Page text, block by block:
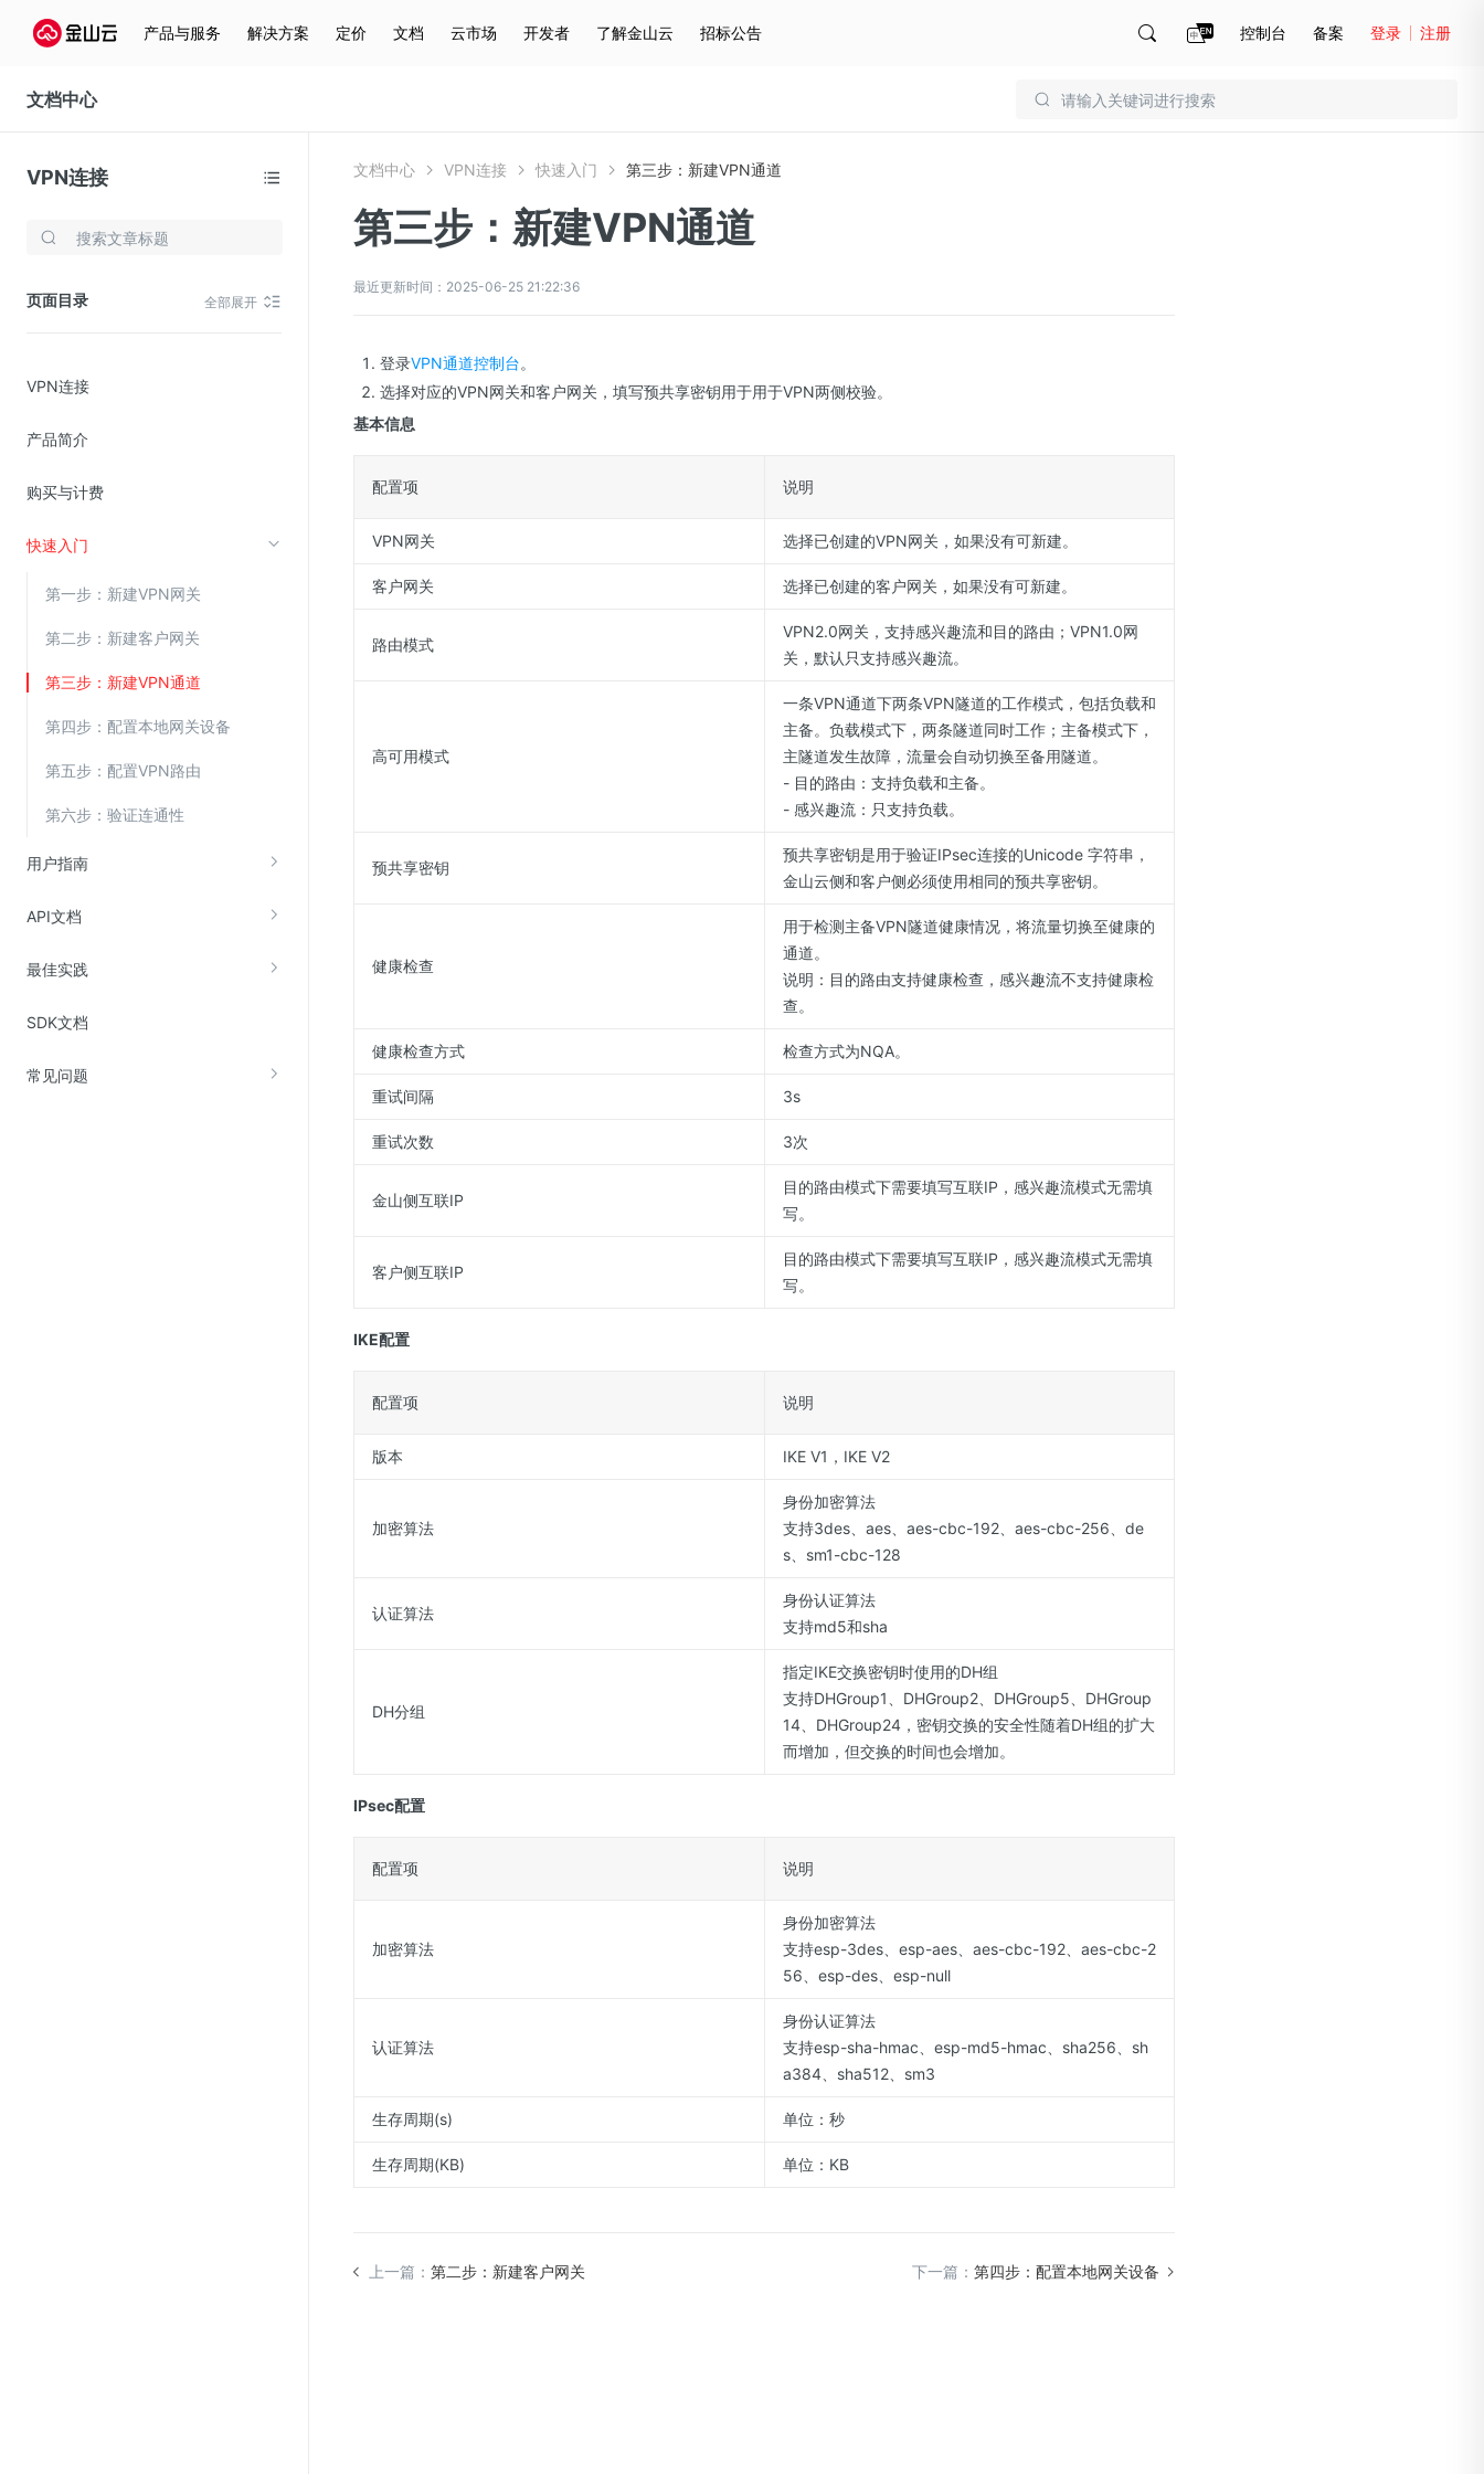
产品与服务 解决方案 定价 文档 云市场 开发者 了解金山云 招标公告 控制台 备案 登录 注册
文档中心
VPN连接
页面目录 全部展开
VPN连接
产品简介
购买与计费
快速入门
第一步：新建VPN网关
第二步：新建客户网关
第三步：新建VPN通道
第四步：配置本地网关设备
第五步：配置VPN路由
第六步：验证连通性
用户指南
API文档
最佳实践
SDK文档
常见问题
存储与云分发
云硬盘(EBS)
在线迁移服务
视频云服务
云直播(KLS)
云转码(KET)
云安全
金山云云防火墙
云堡垒机
主机安全
SSL证书管理
文档中心 VPN连接 快速入门 第三步：新建VPN通道
第三步：新建VPN通道
最近更新时间：2025-06-25 21:22:36
登录VPN通道控制台。
选择对应的VPN网关和客户网关，填写预共享密钥用于用于VPN两侧校验。
基本信息
配置项 说明
VPN网关 选择已创建的VPN网关，如果没有可新建。
客户网关 选择已创建的客户网关，如果没有可新建。
路由模式
VPN2.0网关，支持感兴趣流和目的路由；VPN1.0网
关，默认只支持感兴趣流。
高可用模式
一条VPN通道下两条VPN隧道的工作模式，包括负载和
主备。负载模式下，两条隧道同时工作；主备模式下，
主隧道发生故障，流量会自动切换至备用隧道。
- 目的路由：支持负载和主备。
- 感兴趣流：只支持负载。
预共享密钥
预共享密钥是用于验证IPsec连接的Unicode 字符串，
金山云侧和客户侧必须使用相同的预共享密钥。
健康检查
用于检测主备VPN隧道健康情况，将流量切换至健康的
通道。
说明：目的路由支持健康检查，感兴趣流不支持健康检
查。
健康检查方式 检查方式为NQA。
重试间隔 3s
重试次数 3次
金山侧互联IP
目的路由模式下需要填写互联IP，感兴趣流模式无需填
写。
客户侧互联IP
目的路由模式下需要填写互联IP，感兴趣流模式无需填
写。
IKE配置
配置项 说明
版本 IKE V1，IKE V2
加密算法
身份加密算法
支持3des、aes、aes-cbc-192、aes-cbc-256、de
s、sm1-cbc-128
认证算法
身份认证算法
支持md5和sha
DH分组
指定IKE交换密钥时使用的DH组
支持DHGroup1、DHGroup2、DHGroup5、DHGroup
14、DHGroup24，密钥交换的安全性随着DH组的扩大
而增加，但交换的时间也会增加。
IPsec配置
配置项 说明
加密算法
身份加密算法
支持esp-3des、esp-aes、aes-cbc-192、aes-cbc-2
56、esp-des、esp-null
认证算法
身份认证算法
支持esp-sha-hmac、esp-md5-hmac、sha256、sh
a384、sha512、sm3
生存周期(s) 单位：秒
生存周期(KB) 单位：KB
上一篇： 第二步：新建客户网关 下一篇： 第四步：配置本地网关设备